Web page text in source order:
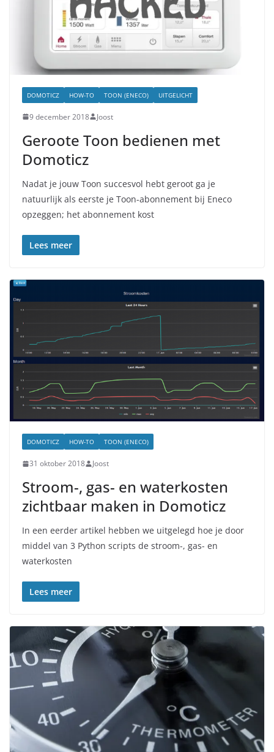
DOMOTICZ HOW-TO TOON (ENECO) UITGELICHT
9 december 2018 Joost
Geroote Toon bedienen met
Domoticz
Nadat je jouw Toon succesvol hebt geroot ga je
natuurlijk als eerste je Toon-abonnement bij Eneco
opzeggen; het abonnement kost
Lees meer
DOMOTICZ HOW-TO TOON (ENECO)
31 oktober 2018 Joost
Stroom-, gas- en waterkosten
zichtbaar maken in Domoticz
In een eerder artikel hebben we uitgelegd hoe je door
middel van 3 Python scripts de stroom-, gas- en
waterkosten
Lees meer